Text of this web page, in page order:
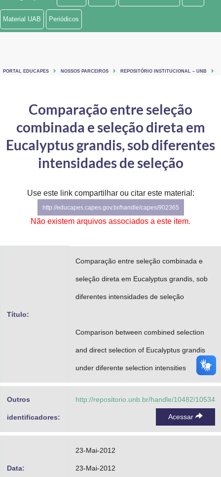
Ministério de Minas e Energia
Controladoria-Geral da União
Ministério da Mulher, da Família e dos Direitos Humanos
Gabinete de Segurança Institucional
Material UAB Periódicos
PORTAL EDUCAPES NOSSOS PARCEIROS REPOSITÓRIO INSTITUCIONAL – UNB
Comparação entre seleção
combinada e seleção direta em
Eucalyptus grandis, sob diferentes
intensidades de seleção
Use este link compartilhar ou citar este material:
http://educapes.capes.gov.br/handle/capes/902365
Não existem arquivos associados a este item.
Título:
Comparação entre seleção combinada e
seleção direta em Eucalyptus grandis, sob
diferentes intensidades de seleção
Comparison between combined selection
and direct selection of Eucalyptus grandis
under diferente selection intensities
Outros
identificadores:
http://repositorio.unb.br/handle/10482/10534
Acessar
Data:
23-Mai-2012
23-Mai-2012